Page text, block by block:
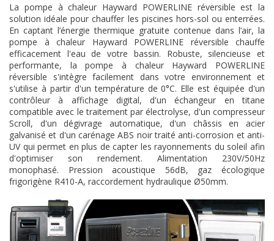
La pompe à chaleur Hayward POWERLINE réversible est la
solution idéale pour chauffer les piscines hors-sol ou enterrées.
En captant l’énergie thermique gratuite contenue dans l’air, la
pompe à chaleur Hayward POWERLINE réversible chauffe
efficacement l'eau de votre bassin. Robuste, silencieuse et
performante, la pompe à chaleur Hayward POWERLINE
réversible s'intègre facilement dans votre environnement et
s'utilise à partir d'un température de 0°C. Elle est équipée d'un
contrôleur à affichage digital, d'un échangeur en titane
compatible avec le traitement par électrolyse, d'un compresseur
Scroll, d'un dégivrage automatique, d'un châssis en acier
galvanisé et d'un carénage ABS noir traité anti-corrosion et anti-
UV qui permet en plus de capter les rayonnements du soleil afin
d'optimiser son rendement. Alimentation 230V/50Hz
monophasé. Pression acoustique 56dB, gaz écologique
frigorigène R410-A, raccordement hydraulique Ø50mm.